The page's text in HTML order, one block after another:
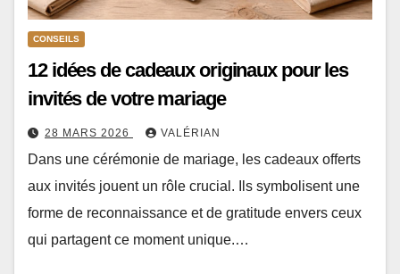
CONSEILS
12 idées de cadeaux originaux pour les
invités de votre mariage
28 MARS 2026 VALÉRIAN
Dans une cérémonie de mariage, les cadeaux offerts
aux invités jouent un rôle crucial. Ils symbolisent une
forme de reconnaissance et de gratitude envers ceux
qui partagent ce moment unique.…